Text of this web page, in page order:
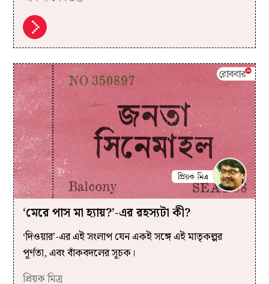
‘মেরে পাস মা হ্যায়?’-এর রহস্যটা কী?
‘দিওয়ার’-এর এই সংলাপ যেন একই সঙ্গে এই মাতৃকল্পর
পূর্ণতা, এবং বাঁকবদলের সূচক।
প্রিয়ক মিত্র